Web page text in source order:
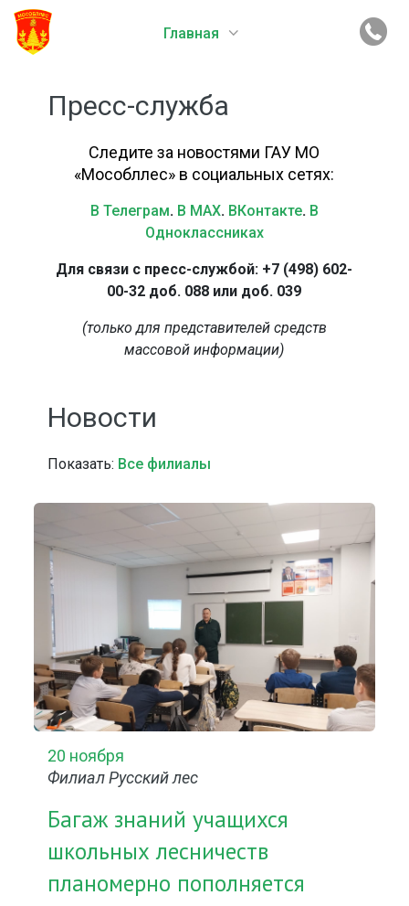
Главная
Пресс-служба
Следите за новостями ГАУ МО
«Мособллес» в социальных сетях:
В Телеграм. В MAX. ВКонтакте. В
Одноклассниках
Для связи с пресс-службой: +7 (498) 602-
00-32 доб. 088 или доб. 039
(только для представителей средств
массовой информации)
Новости
Показать: Все филиалы
20 ноября
Филиал Русский лес
Багаж знаний учащихся
школьных лесничеств
планомерно пополняется